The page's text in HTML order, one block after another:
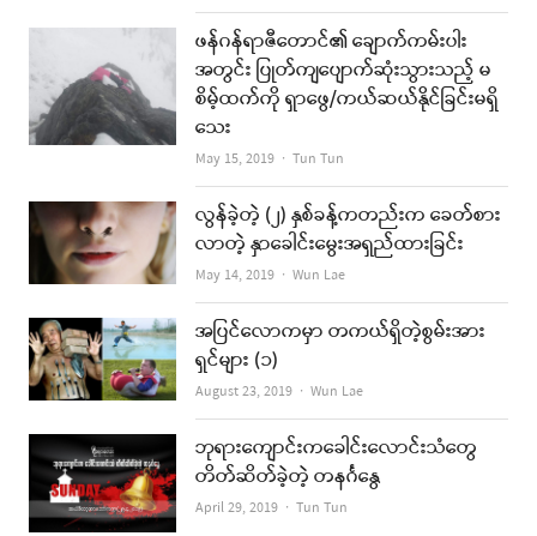
ဖန်ဂန်ရာဇီတောင်၏ ချောက်ကမ်းပါး
အတွင်း ပြုတ်ကျပျောက်ဆုံးသွားသည့် မ
စိမ့်ထက်ကို ရှာဖွေ/ကယ်ဆယ်နိုင်ခြင်းမရှိ
သေး
May 15, 2019 Author
Tun Tun
လွန်ခဲ့တဲ့ (၂) နှစ်ခန့်ကတည်းက ခေတ်စား
လာတဲ့ နှာခေါင်းမွေးအရှည်ထားခြင်း
May 14, 2019 Author
Wun Lae
အပြင်လောကမှာ တကယ်ရှိတဲ့စွမ်းအား
ရှင်များ (၁)
August 23, 2019 Author
Wun Lae
ဘုရားကျောင်းကခေါင်းလောင်းသံတွေ
တိတ်ဆိတ်ခဲ့တဲ့ တနင်္ဂနွေ
April 29, 2019 Author
Tun Tun